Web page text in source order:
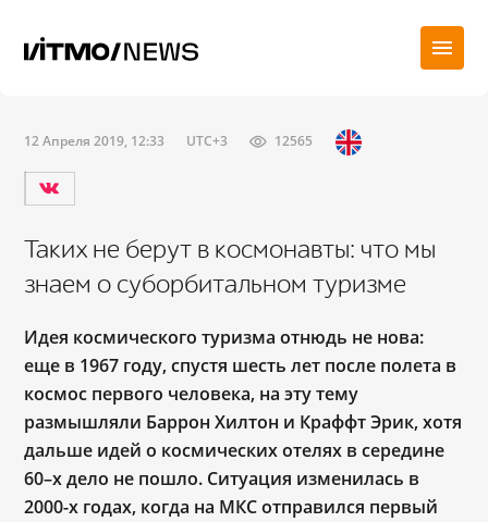
12 Апреля 2019, 12:33 UTC+3 12565
Таких не берут в космонавты: что мы
знаем о суборбитальном туризме
Идея космического туризма отнюдь не нова:
еще в 1967 году, спустя шесть лет после полета в
космос первого человека, на эту тему
размышляли Баррон Хилтон и Краффт Эрик, хотя
дальше идей о космических отелях в середине
60–х дело не пошло. Ситуация изменилась в
2000-х годах, когда на МКС отправился первый